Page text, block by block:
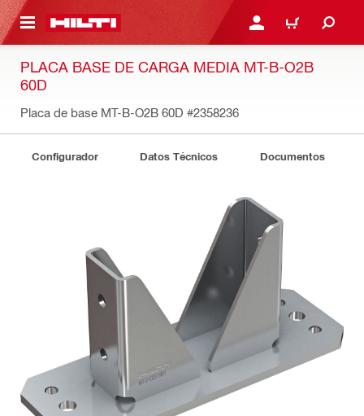
PRINCIPAL INICIE SESIÓN O
CARRITO
PLACA BASE DE CARGA MEDIA MT-B-O2B
60D
Placa de base MT-B-O2B 60D #2358236
Configurador Datos Técnicos Documentos